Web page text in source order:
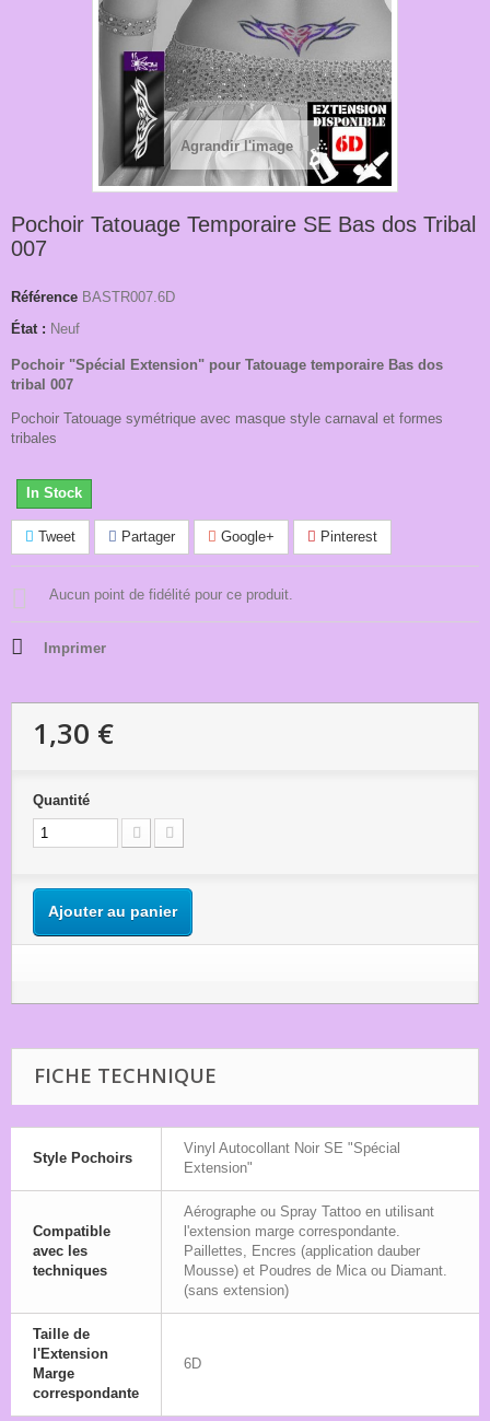
Agrandir l'image
Pochoir Tatouage Temporaire SE Bas dos Tribal
007
Référence BASTR007.6D
État : Neuf
Pochoir "Spécial Extension" pour Tatouage temporaire Bas dos
tribal 007
Pochoir Tatouage symétrique avec masque style carnaval et formes
tribales
In Stock
Tweet Partager Google+ Pinterest
Aucun point de fidélité pour ce produit.
Imprimer
1,30 €
Quantité
Ajouter au panier
FICHE TECHNIQUE
Style Pochoirs
Vinyl Autocollant Noir SE "Spécial
Extension"
Compatible
avec les
techniques
Aérographe ou Spray Tattoo en utilisant
l'extension marge correspondante.
Paillettes, Encres (application dauber
Mousse) et Poudres de Mica ou Diamant.
(sans extension)
Taille de
l'Extension
Marge
correspondante
6D